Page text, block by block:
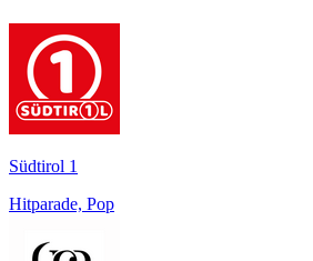
Südtirol 1
Hitparade, Pop